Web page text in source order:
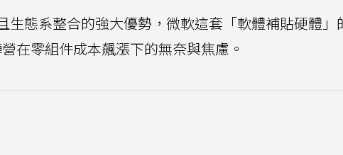
生態系整合的強大優勢，微軟這套「軟體補貼硬體」
在零組件成本飆漲下的無奈與焦慮。